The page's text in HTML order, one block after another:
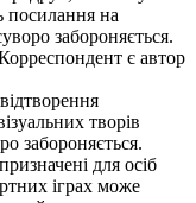
посилання на
забороняється.
є автор
творів
забороняється.
для осіб
іграх може